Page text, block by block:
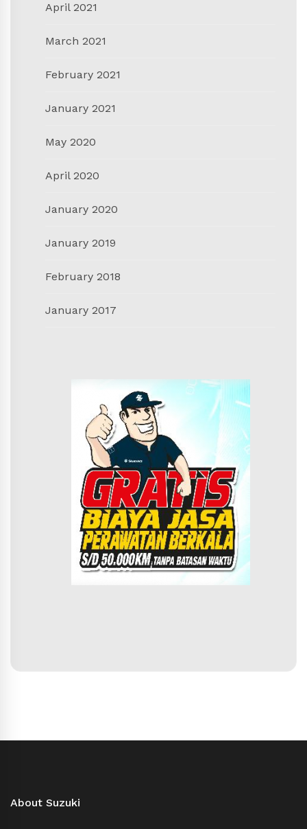
April 2021
March 2021
February 2021
January 2021
May 2020
April 2020
January 2020
January 2019
February 2018
January 2017
About Suzuki